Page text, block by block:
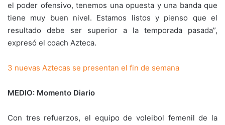
el poder ofensivo, tenemos una opuesta y una banda que
tiene muy buen nivel. Estamos listos y pienso que el
resultado debe ser superior a la temporada pasada”,
expresó el coach Azteca.
3 nuevas Aztecas se presentan el fin de semana
MEDIO: Momento Diario
Con tres refuerzos, el equipo de voleibol femenil de la